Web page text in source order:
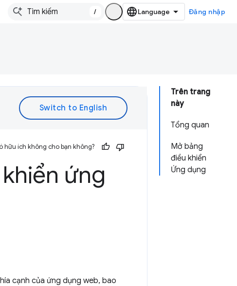
/ Đăng nhập
Trên trang
này
Tổng quan
Mở bảng
điều khiển
Ứng dụng
hữu ích không cho bạn không?
ứng
cạnh của ứng dụng web, bao